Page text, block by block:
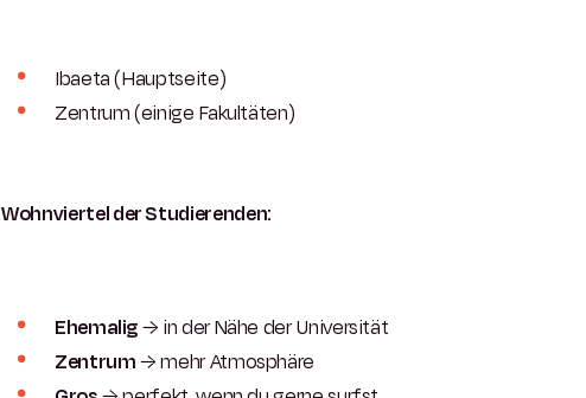
Ibaeta (Hauptseite)
Zentrum (einige Fakultäten)
Wohnviertel der Studierenden:
Ehemalig→ in der Nähe der Universität
Zentrum→ mehr Atmosphäre